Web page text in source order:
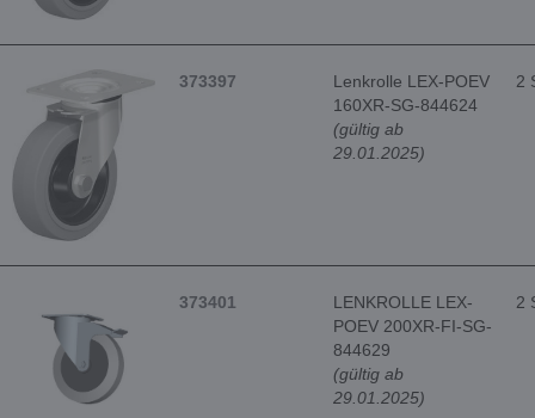
373397
Lenkrolle LEX-POEV
160XR-SG-844624
(gültig ab
29.01.2025)
2
373401
LENKROLLE LEX-
POEV 200XR-FI-SG-
844629
(gültig ab
29.01.2025)
2